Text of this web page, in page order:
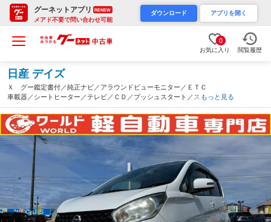
グーネットアプリ RENEW
メアド不要で問い合わせ可能
ダウンロード アプリを開く
0
お気に入り 閲覧履歴
日産 デイズ
Ｘ グー鑑定書付／純正ナビ／アラウンドビューモニター／ＥＴＣ
車載器／シートヒーター／テレビ／ＣＤ／プッシュスタート／スマ
ートキー／オートエアコン／ベンチシート／フルフラットシート／
パワーウィンドウ（和歌山県）
もっと見る